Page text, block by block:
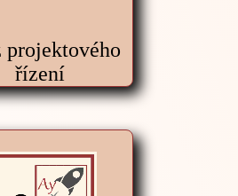
projektového
řízení